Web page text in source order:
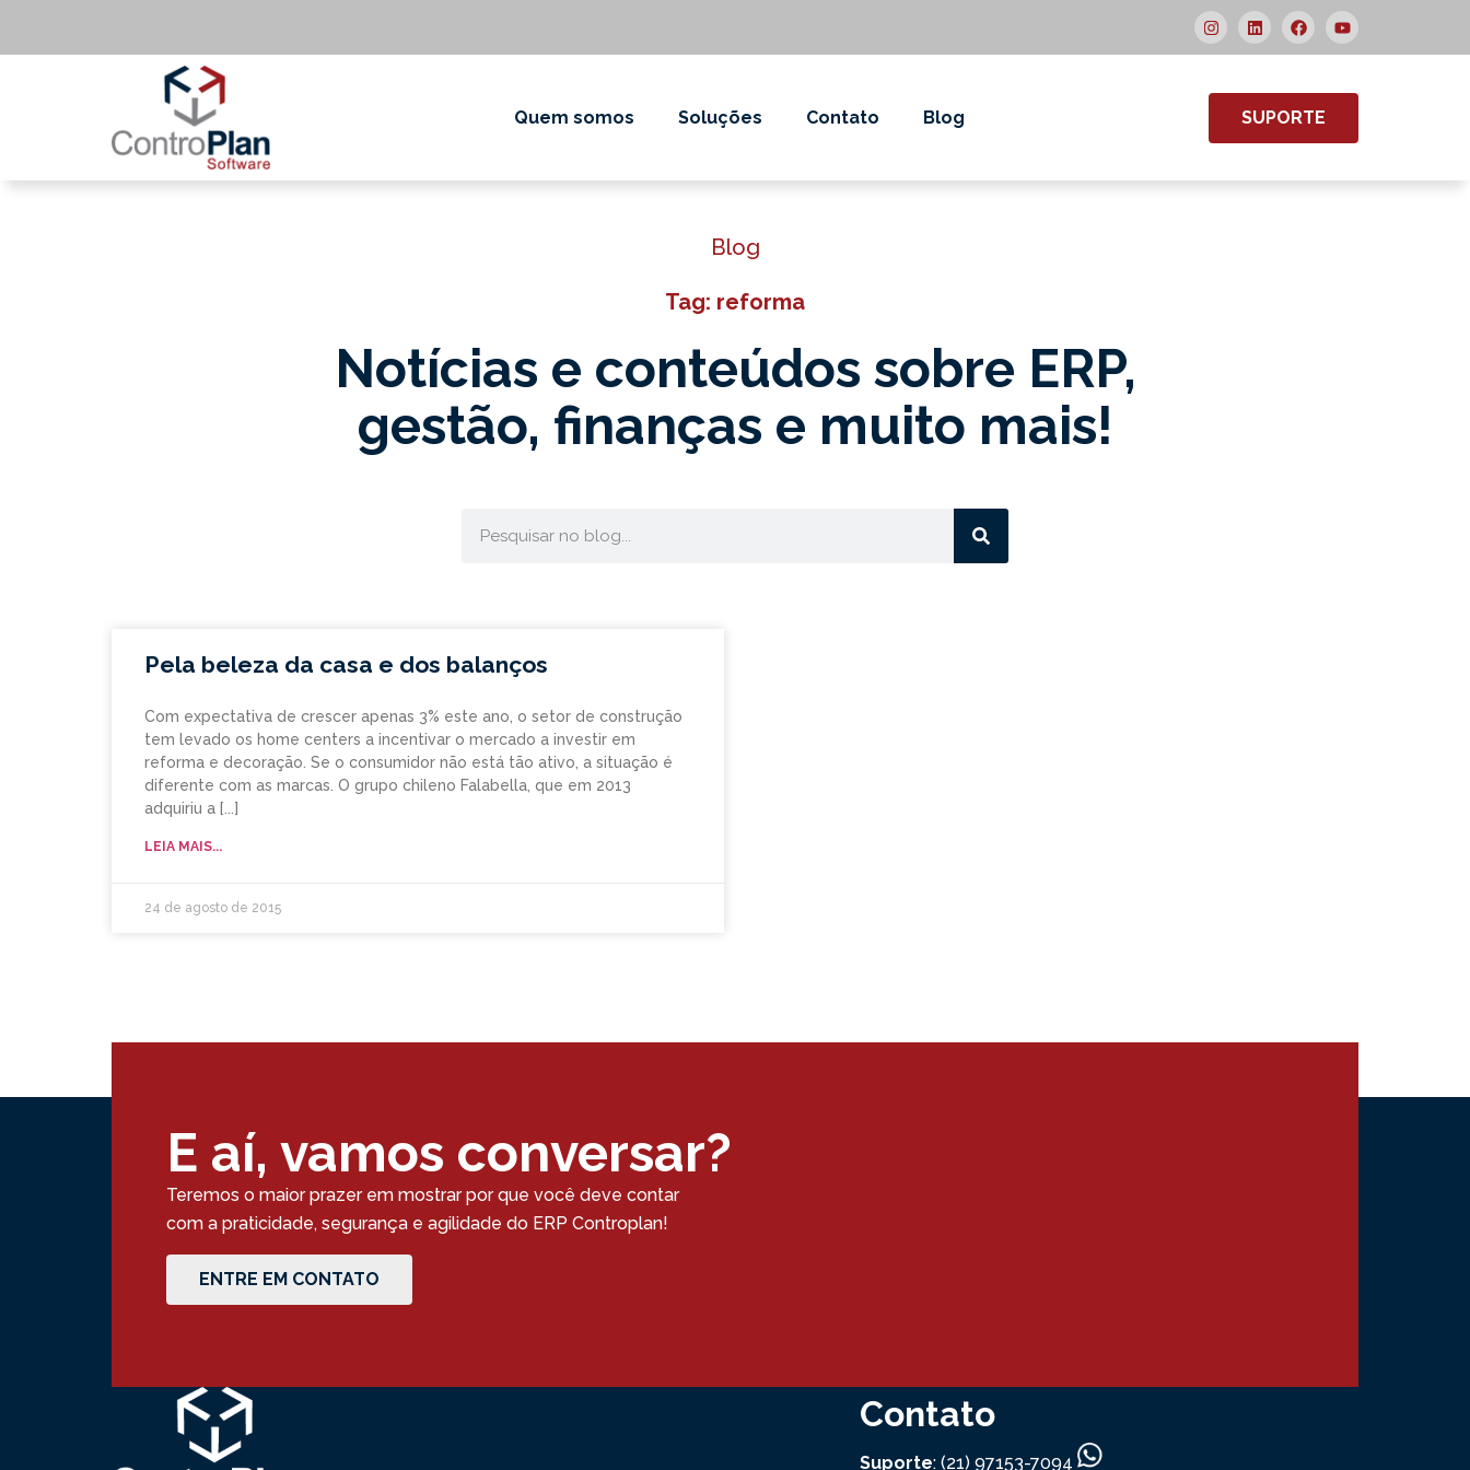
Quem somos Soluções Contato Blog SUPORTE
Blog
Tag: reforma
Notícias e conteúdos sobre ERP,
gestão, finanças e muito mais!
Pela beleza da casa e dos balanços
Com expectativa de crescer apenas 3% este ano, o setor de construção
tem levado os home centers a incentivar o mercado a investir em
reforma e decoração. Se o consumidor não está tão ativo, a situação é
diferente com as marcas. O grupo chileno Falabella, que em 2013
adquiriu a
LEIA MAIS...
24 de agosto de 2015
E aí, vamos conversar?
Teremos o maior prazer em mostrar por que você deve contar
com a praticidade, segurança e agilidade do ERP Controplan!
ENTRE EM CONTATO
Contato
Suporte: (21) 97153-7094